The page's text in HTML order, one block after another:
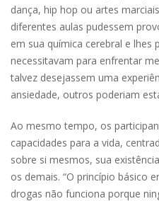
dança, hip hop ou artes
diferentes aulas pudessem
em sua química cerebral e lhes
necessitavam para enfrentar
talvez desejassem uma
ansiedade, outros poderiam
Ao mesmo tempo, os
capacidades para a vida,
sobre si mesmos, sua
os demais. “O princípio básico
drogas não funciona porque